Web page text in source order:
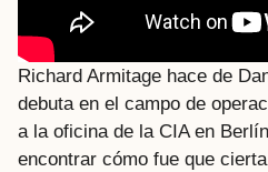
Richard Armitage hace de
debuta en el campo de
a la oficina de la CIA en
encontrar cómo fue que